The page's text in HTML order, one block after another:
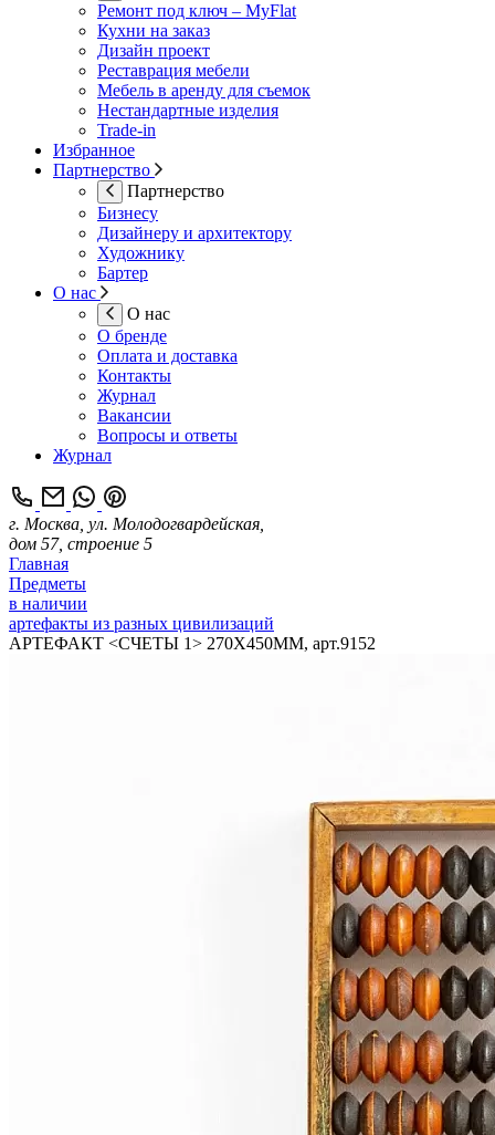
Ремонт под ключ – MyFlat
Кухни на заказ
Дизайн проект
Реставрация мебели
Мебель в аренду для съемок
Нестандартные изделия
Trade-in
Избранное
Партнерство
Партнерство
Бизнесу
Дизайнеру и архитектору
Художнику
Бартер
О нас
О нас
О бренде
Оплата и доставка
Контакты
Журнал
Вакансии
Вопросы и ответы
Журнал
г. Москва, ул. Молодогвардейская,
дом 57, строение 5
Главная
Предметы
в наличии
артефакты из разных цивилизаций
АРТЕФАКТ <СЧЕТЫ 1> 270Х450ММ, арт.9152